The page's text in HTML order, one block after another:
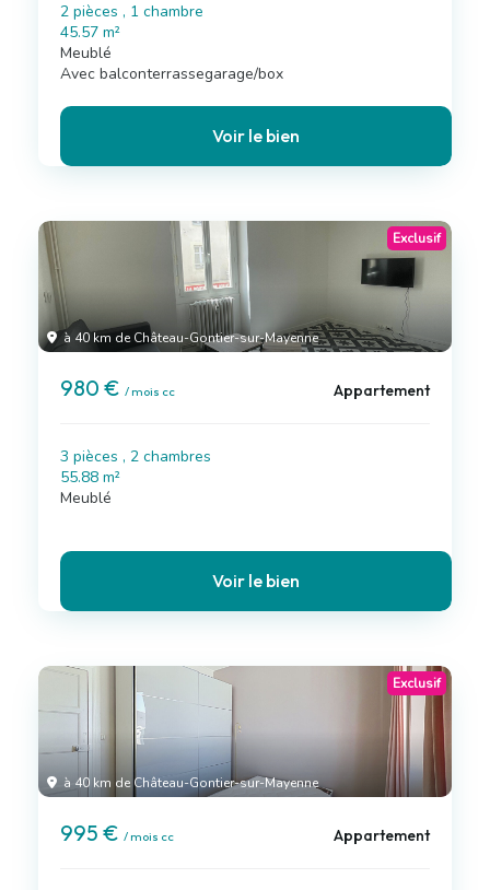
2 pièces , 1 chambre
45.57 m²
Meublé
Avec balconterrassegarage/box
Voir le bien
à 40 km de Château-Gontier-sur-Mayenne
Exclusif
980 € / mois cc Appartement
3 pièces , 2 chambres
55.88 m²
Meublé
Voir le bien
à 40 km de Château-Gontier-sur-Mayenne
Exclusif
995 € / mois cc Appartement